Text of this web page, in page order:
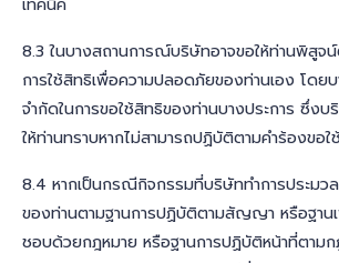
8.3 ในบางสถานการณ์บริษัทอาจขอให้ท่านพิสูจ
การใช้สิทธิเพื่อความปลอดภัยของท่านเอง โดย
จำกัดในการขอใช้สิทธิของท่านบางประการ ซึ่งบ
ให้ท่านทราบหากไม่สามารถปฏิบัติตามคำร้องขอ
8.4 หากเป็นกรณีกิจกรรมที่บริษัททำการประม
ของท่านตามฐานการปฏิบัติตามสัญญา หรือฐาน
ชอบด้วยกฎหมาย หรือฐานการปฏิบัติหน้าที่ตาม